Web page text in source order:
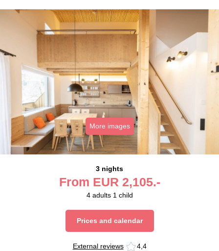
More images
3 nights
From EUR 2,105.-
4 adults 1 child
Prices and calendar
External reviews 4,4